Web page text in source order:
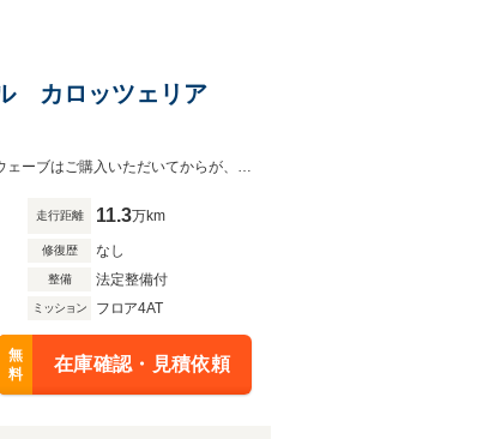
カロッツェリア
『中古車の概念をくつがえすクオリティ．．．それがジェイウェーブ品質です』ジェイウェーブはご購入いただいてからが、お客様とのお付き合いの始まりと考えています。
走行距離 11.3万km
修復歴 なし
整備 法定整備付
ミッション フロア4AT
無
料
在庫確認・見積依頼